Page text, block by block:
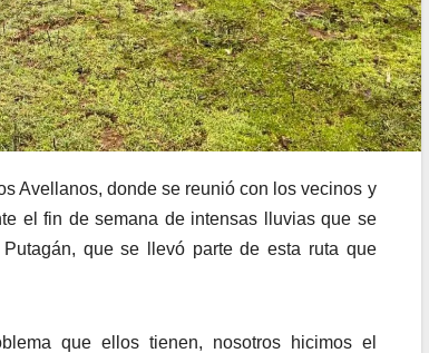
Avellanos, donde se reunió con los vecinos y
el fin de semana de intensas lluvias que se
que se llevó parte de esta ruta que
que ellos tienen, nosotros hicimos el